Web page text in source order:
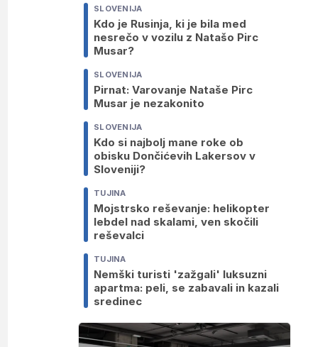
SLOVENIJA
Kdo je Rusinja, ki je bila med
nesrečo v vozilu z Natašo Pirc
Musar?
SLOVENIJA
Pirnat: Varovanje Nataše Pirc
Musar je nezakonito
SLOVENIJA
Kdo si najbolj mane roke ob
obisku Dončićevih Lakersov v
Sloveniji?
TUJINA
Mojstrsko reševanje: helikopter
lebdel nad skalami, ven skočili
reševalci
TUJINA
Nemški turisti 'zažgali' luksuzni
apartma: peli, se zabavali in kazali
sredinec